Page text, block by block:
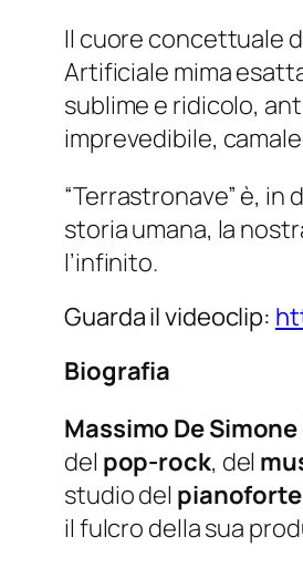
Il cuore concettuale
Artificiale mima
sublime e ridicolo,
imprevedibile,
“Terrastronave” è, in
storia umana, la
l’infinito.
Guarda il videoclip:
Biografia
Massimo De Simone
del pop-rock, del
studio del pianoforte
il fulcro della sua